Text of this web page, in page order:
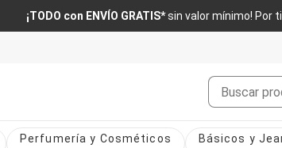
¡TODO con ENVÍO GRATIS*sin valor mínimo! Por
Buscar
Perfumería y Cosméticos Básicos y